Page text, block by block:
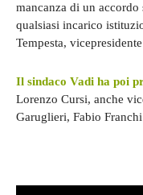
mancanza di un
qualsiasi incarico
Tempesta,
Il sindaco Vadi ha poi
Lorenzo Cursi, anche
Garuglieri, Fabio